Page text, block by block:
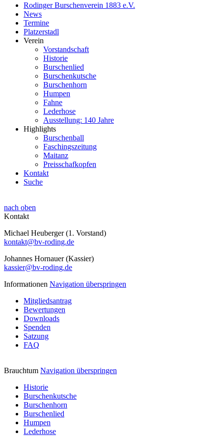
Rodinger Burschenverein 1883 e.V.
News
Termine
Platzerstadl
Verein
Vorstandschaft
Historie
Burschenlied
Burschenkutsche
Burschenhorn
Humpen
Fahne
Lederhose
Ausstellung: 140 Jahre
Highlights
Burschenball
Faschingszeitung
Maitanz
Preisschafkopfen
Kontakt
Suche
nach oben
Kontakt
Michael Heuberger (1. Vorstand)
kontakt@bv-roding.de
Johannes Hornauer (Kassier)
kassier@bv-roding.de
Informationen Navigation überspringen
Mitgliedsantrag
Bewertungen
Downloads
Spenden
Satzung
FAQ
Brauchtum Navigation überspringen
Historie
Burschenkutsche
Burschenhorn
Burschenlied
Humpen
Lederhose